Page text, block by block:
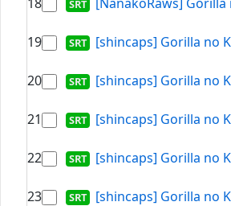
19
[shincaps] Gorilla no
20
[shincaps] Gorilla no
21
[shincaps] Gorilla no
22
[shincaps] Gorilla no
23
[shincaps] Gorilla no